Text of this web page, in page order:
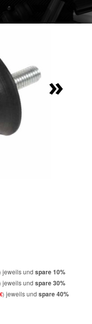
»
jeweils und spare10%
jeweils und spare30%
jeweils und spare40%